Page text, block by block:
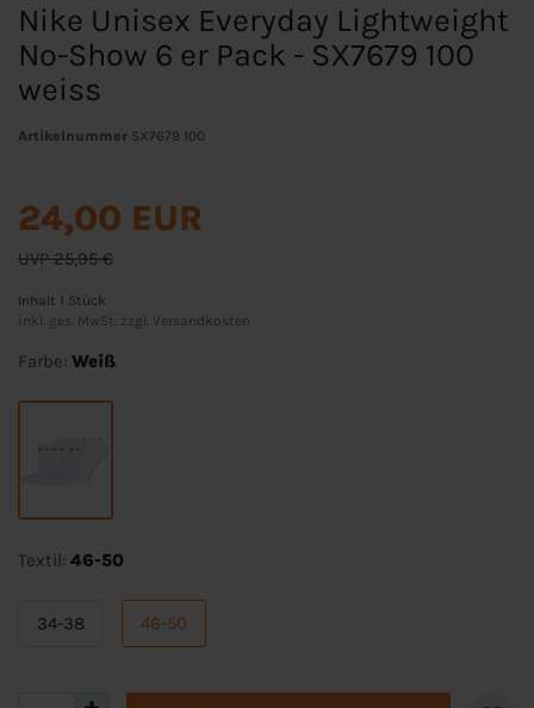
Nike Unisex Everyday Lightweight
No-Show 6 er Pack - SX7679 100
weiss
Artikelnummer SX7679 100
UVP 25,95 €
24,00 EUR
Inhalt 1 Stück
inkl. ges. MwSt. zzgl.
Versandkosten
Farbe: Weiß
Textil: 46-50
34-38 46-50